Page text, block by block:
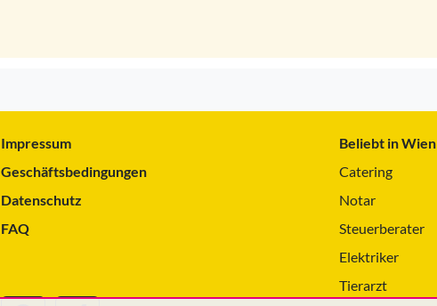
Impressum
Geschäftsbedingungen
Datenschutz
FAQ
Beliebt in Wien
Catering
Notar
Steuerberater
Elektriker
Tierarzt